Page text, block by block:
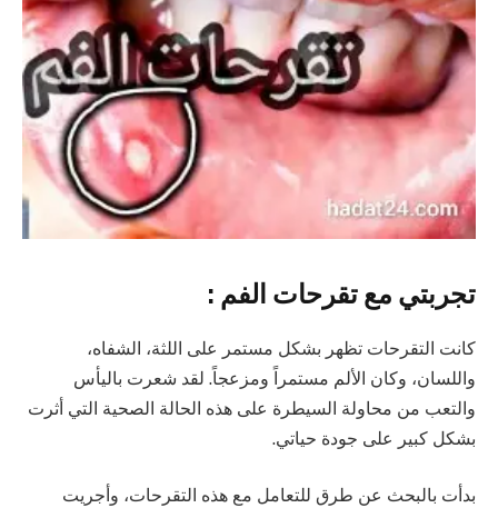
تجربتي مع تقرحات الفم :
كانت التقرحات تظهر بشكل مستمر على اللثة، الشفاه،
واللسان، وكان الألم مستمراً ومزعجاً. لقد شعرت باليأس
والتعب من محاولة السيطرة على هذه الحالة الصحية التي أثرت
بشكل كبير على جودة حياتي.
بدأت بالبحث عن طرق للتعامل مع هذه التقرحات، وأجريت